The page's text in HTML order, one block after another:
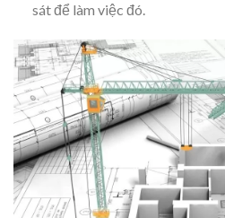
sát để làm việc đó.